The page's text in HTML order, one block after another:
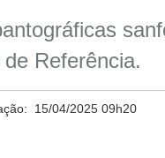
Referência.
15/04/2025 09h20